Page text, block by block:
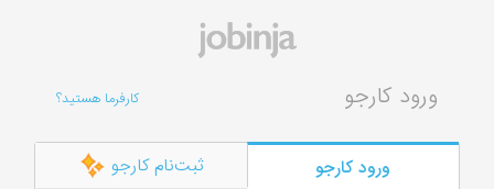
کارفرما هستید؟ ورود کارجو
ورود کارجو ثبت‌نام کارجو